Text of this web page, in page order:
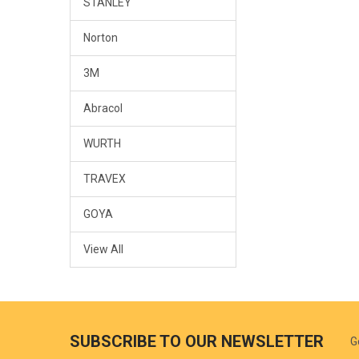
Norton
3M
Abracol
WURTH
TRAVEX
GOYA
View All
SUBSCRIBE TO OUR NEWSLETTER